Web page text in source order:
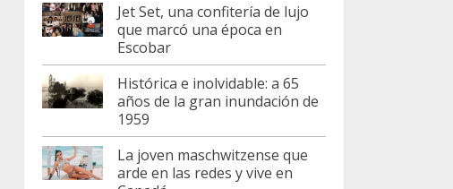
Jet Set, una confitería de lujo
que marcó una época en
Escobar
Histórica e inolvidable: a 65
años de la gran inundación de
1959
La joven maschwitzense que
arde en las redes y vive en